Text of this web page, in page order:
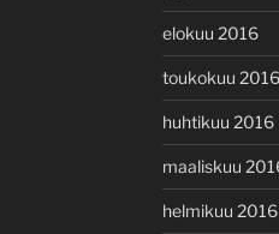
elokuu 2016
toukokuu 2016
huhtikuu 2016
maaliskuu
helmikuu 2016